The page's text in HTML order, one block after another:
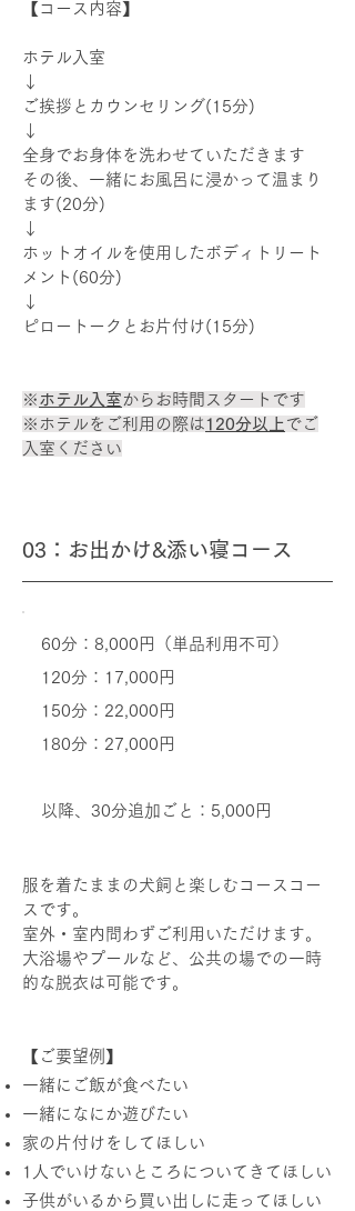
【コース内容】
ホテル入室
↓
ご挨拶とカウンセリング(15分)
↓
全身でお身体を洗わせていただきます
その後、一緒にお風呂に浸かって温まり
ます(20分)
↓
ホットオイルを使用したボディトリート
メント(60分)
↓
ピロートークとお片付け(15分)
※ ホテル入室 からお時間スタートです
※ホテルをご利用の際は 120分以上 でご
入室ください​
03：お出かけ&添い寝コース
60分：8,000円（単品利用不可）
120分：17,000円
150分：22,000円
180分：27,000円
以降、30分追加ごと：5,000円
服を着たままの犬飼と楽しむコースコー
スです。
室外・室内問わずご利用いただけます。
大浴場やプールなど、公共の場での一時
的な脱衣は可能です。
【ご要望例】
一緒にご飯が食べたい
一緒になにか遊びたい
家の片付けをしてほしい
1人でいけないところについてきてほしい
子供がいるから買い出しに走ってほしい